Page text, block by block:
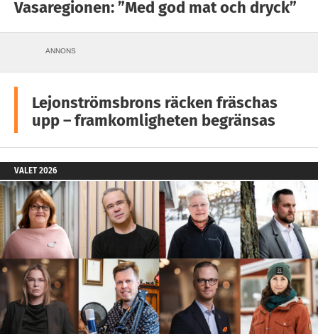
Vasaregionen: ”Med god mat och dryck”
ANNONS
Lejonströmsbrons räcken fräschas
upp – framkomligheten begränsas
VALET 2026